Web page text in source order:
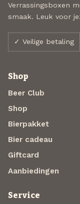
Verrassingsboxen
smaak. Leuk voor
✓ Veilige betaling
Shop
Beer Club
Shop
Bierpakket
Bier cadeau
Giftcard
Aanbiedingen
Service